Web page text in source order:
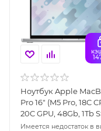
Ноутбук Apple
Pro 16" (M5 Pro, 18C
20C GPU, 48Gb, 1Tb
серебристый
Имеется недостаток в